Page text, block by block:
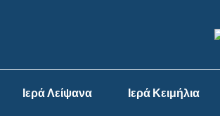
Ιερά Λείψανα Ιερά Κειμήλια